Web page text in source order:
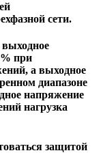
сети.
при
а выходное
диапазоне
напряжение
нагрузка
защитой